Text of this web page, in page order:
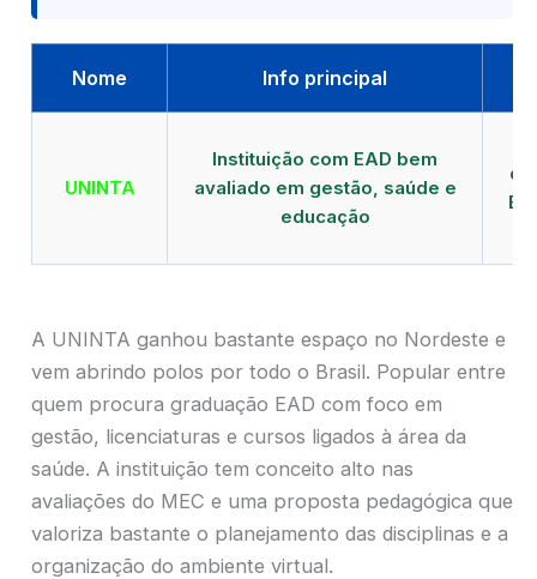
Nome Info principal
UNINTA
Instituição com EAD bem
avaliado em gestão, saúde e
educação
A UNINTA ganhou bastante espaço no Nordeste e
vem abrindo polos por todo o Brasil. Popular entre
quem procura graduação EAD com foco em
gestão, licenciaturas e cursos ligados à área da
saúde. A instituição tem conceito alto nas
avaliações do MEC e uma proposta pedagógica que
valoriza bastante o planejamento das disciplinas e a
organização do ambiente virtual.